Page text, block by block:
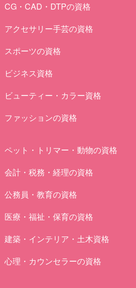
CG・CAD・DTPの資格
アクセサリー手芸の資格
スポーツの資格
ビジネス資格
ビューティー・カラー資格
ファッションの資格
ペット・トリマー・動物の資格
会計・税務・経理の資格
公務員・教育の資格
医療・福祉・保育の資格
建築・インテリア・土木資格
心理・カウンセラーの資格